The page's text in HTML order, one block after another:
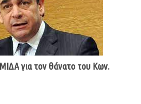
για τον θάνατο του Κων.